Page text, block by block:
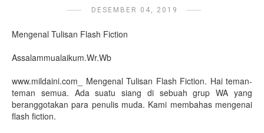
DESEMBER 04, 2019
Mengenal Tulisan Flash Fiction
Assalammualaikum.Wr.Wb
www.mildaini.com_ Mengenal Tulisan Flash Fiction. Hai teman-
teman semua. Ada suatu siang di sebuah grup WA yang
beranggotakan para penulis muda. Kami membahas mengenai
flash fiction.